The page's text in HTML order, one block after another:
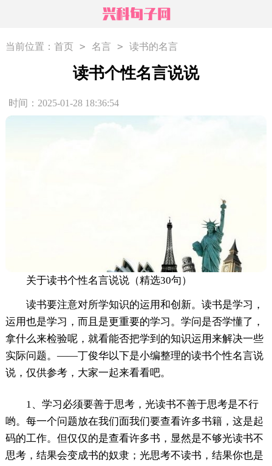
当前位置： 首页 > 名言 > 读书的名言
读书个性名言说说
时间：2025-01-28 18:36:54
关于读书个性名言说说（精选30句）
读书要注意对所学知识的运用和创新。读书是学习，
运用也是学习，而且是更重要的学习。学问是否学懂了，
拿什么来检验呢，就看能否把学到的知识运用来解决一些
实际问题。——丁俊华以下是小编整理的读书个性名言说
说，仅供参考，大家一起来看看吧。
1、学习必须要善于思考，光读书不善于思考是不行
哟。每一个问题放在我们面我们要查看许多书籍，这是起
码的工作。但仅仅的是查看许多书，显然是不够光读书不
思考，结果会变成书的奴隶；光思考不读书，结果你也是